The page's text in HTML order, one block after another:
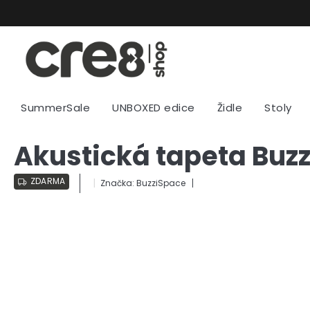
SummerSale UNBOXED edice Židle Stoly
Akustická tapeta
ZDARMA Značka:BuzziSpace